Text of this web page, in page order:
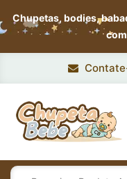
Chupetas, bodies,